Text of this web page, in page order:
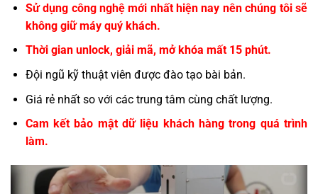
Sử dụng công nghệ mới nhất hiện nay nên chúng tôi sẽ
không giữ máy quý khách.
Thời gian unlock, giải mã, mở khóa mất 15 phút.
Đội ngũ kỹ thuật viên được đào tạo bài bản.
Giá rẻ nhất so với các trung tâm cùng chất lượng.
Cam kết bảo mật dữ liệu khách hàng trong quá trình
làm.